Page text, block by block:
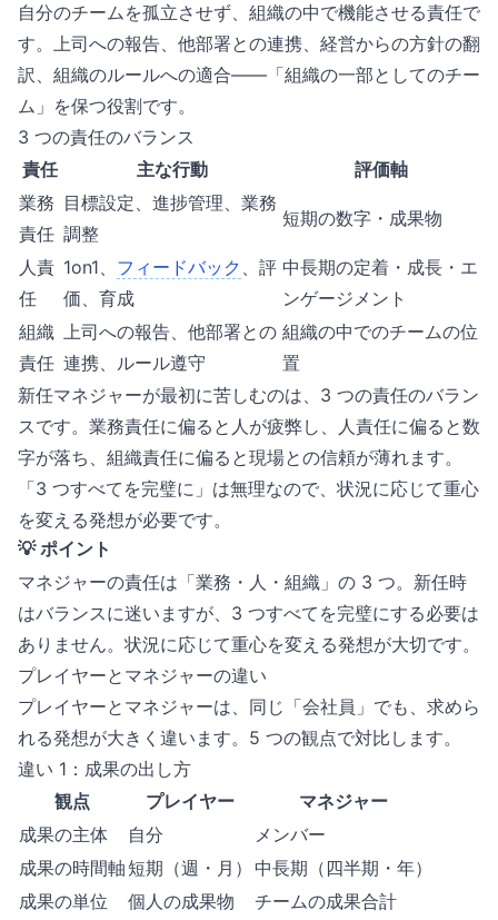
自分のチームを孤立させず、組織の中で機能させる責任で
す。上司への報告、他部署との連携、経営からの方針の翻
訳、組織のルールへの適合——「組織の一部としてのチー
ム」を保つ役割です。
3 つの責任のバランス
責任
主な行動
評価軸
業務
責任
目標設定、進捗管理、業務
調整
短期の数字・成果物
人責
任
1on1、 フィードバック 、評
価、育成
中長期の定着・成長・エ
ンゲージメント
組織
責任
上司への報告、他部署との
連携、ルール遵守
組織の中でのチームの位
置
新任マネジャーが最初に苦しむのは、3 つの責任のバラン
スです。業務責任に偏ると人が疲弊し、人責任に偏ると数
字が落ち、組織責任に偏ると現場との信頼が薄れます。
「3 つすべてを完璧に」は無理なので、状況に応じて重心
を変える発想が必要です。
💡 ポイント
マネジャーの責任は「業務・人・組織」の 3 つ。新任時
はバランスに迷いますが、3 つすべてを完璧にする必要は
ありません。状況に応じて重心を変える発想が大切です。
プレイヤーとマネジャーの違い
プレイヤーとマネジャーは、同じ「会社員」でも、求めら
れる発想が大きく違います。5 つの観点で対比します。
違い 1：成果の出し方
観点
プレイヤー
マネジャー
成果の主体
自分
メンバー
成果の時間軸短期（週・月）
中長期（四半期・年）
成果の単位
個人の成果物 チームの成果合計